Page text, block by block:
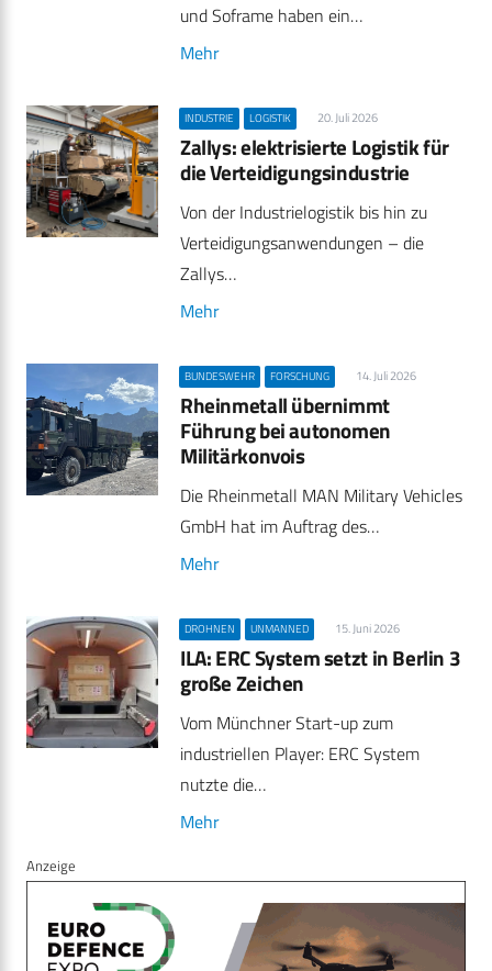
und Soframe haben ein…
Mehr
INDUSTRIE LOGISTIK 20. Juli 2026
Zallys: elektrisierte Logistik für
die Verteidigungsindustrie
Von der Industrielogistik bis hin zu
Verteidigungsanwendungen – die
Zallys…
Mehr
BUNDESWEHR FORSCHUNG 14. Juli 2026
Rheinmetall übernimmt
Führung bei autonomen
Militärkonvois
Die Rheinmetall MAN Military Vehicles
GmbH hat im Auftrag des…
Mehr
DROHNEN UNMANNED 15. Juni 2026
ILA: ERC System setzt in Berlin 3
große Zeichen
Vom Münchner Start-up zum
industriellen Player: ERC System
nutzte die…
Mehr
Anzeige